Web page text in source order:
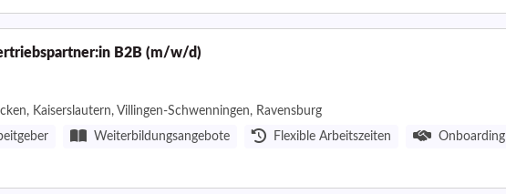
B2B (m/w/d)
Kaiserslautern, Villingen-Schwenningen, Ravensburg
Weiterbildungsangebote Flexible Arbeitszeiten Onboarding